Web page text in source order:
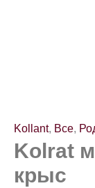
Kollant, Все,
Kolrat
крыс